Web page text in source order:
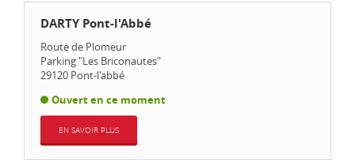
DARTY Pont-l'Abbé
Route de Plomeur
Parking "Les Briconautes"
29120 Pont-l'abbé
Ouvert en ce moment
EN SAVOIR PLUS